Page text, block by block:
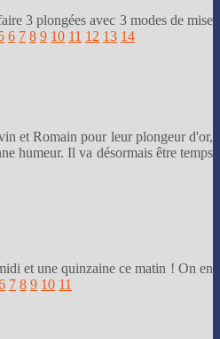
3 plongées avec 3 modes de mise
6 7 8 9 10 11 12 13 14
et Romain pour leur plongeur d'or,
humeur. Il va désormais être temps
et une quinzaine ce matin ! On en
7 8 9 10 11